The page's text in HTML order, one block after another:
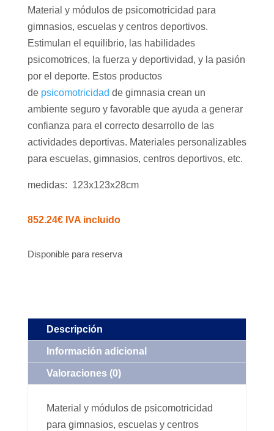
Material y módulos de psicomotricidad para
gimnasios, escuelas y centros deportivos.
Estimulan el equilibrio, las habilidades
psicomotrices, la fuerza y deportividad, y la pasión
por el deporte. Estos productos
de psicomotricidad de gimnasia crean un
ambiente seguro y favorable que ayuda a generar
confianza para el correcto desarrollo de las
actividades deportivas. Materiales personalizables
para escuelas, gimnasios, centros deportivos, etc.
medidas: 123x123x28cm
852.24€ IVA incluido
Disponible para reserva
Descripción
Información adicional
Valoraciones (0)
Material y módulos de psicomotricidad
para gimnasios, escuelas y centros